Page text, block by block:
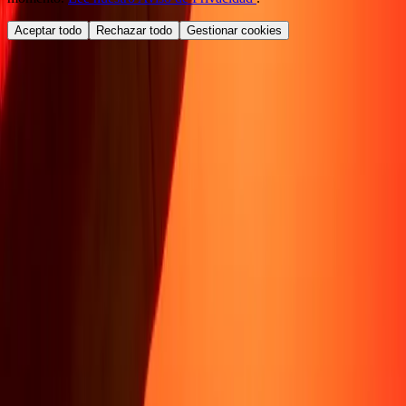
Aceptar todo Rechazar todo Gestionar cookies